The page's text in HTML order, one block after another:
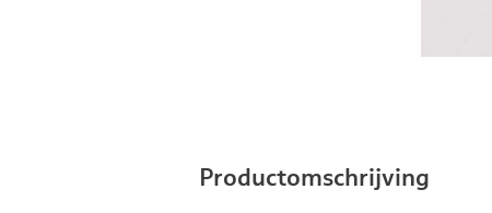
Productomschrijving